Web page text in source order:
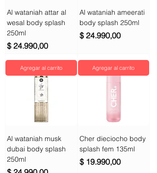
Al wataniah attar al
wesal body splash
250ml
Precio
$ 24.990,00
Al wataniah ameerati
body splash 250ml
Precio
$ 24.990,00
Agregar al carrito
Al wataniah musk
dubai body splash
250ml
Agregar al carrito
Cher dieciocho body
splash fem 135ml
Precio
$ 19.990,00